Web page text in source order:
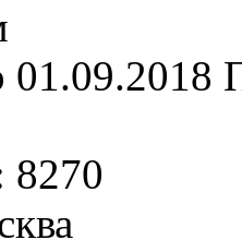
01.09.2018
8270